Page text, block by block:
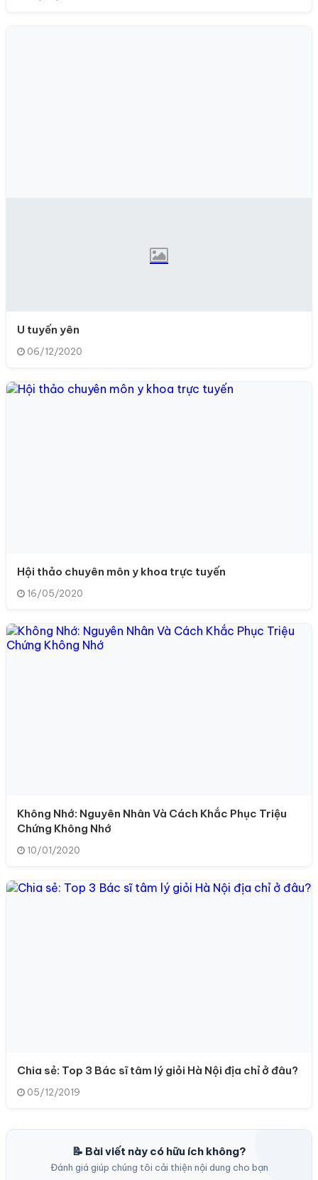
U tuyến yên
06/12/2020
Hội thảo chuyên môn y khoa trực tuyến
16/05/2020
Không Nhớ: Nguyên Nhân Và Cách Khắc Phục Triệu
Chứng Không Nhớ
10/01/2020
Chia sẻ: Top 3 Bác sĩ tâm lý giỏi Hà Nội địa chỉ ở đâu?
05/12/2019
📝 Bài viết này có hữu ích không?
Đánh giá giúp chúng tôi cải thiện nội dung cho bạn